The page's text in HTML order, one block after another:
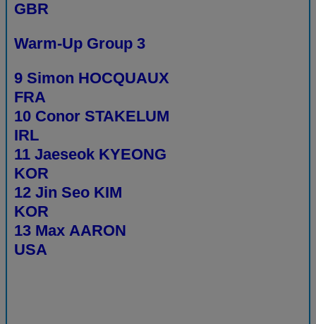
GBR
Warm-Up Group 3
9 Simon HOCQUAUX
FRA
10 Conor STAKELUM
IRL
11 Jaeseok KYEONG
KOR
12 Jin Seo KIM
KOR
13 Max AARON
USA